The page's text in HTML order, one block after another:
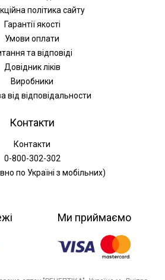
політика сайту
Гарантії якості
Умови оплати
та відповіді
Довідник ліків
Виробники
від відповідальности
Контакти
Контакти
0-800-302-302
по Україні з мобільних)
Ми приймаємо